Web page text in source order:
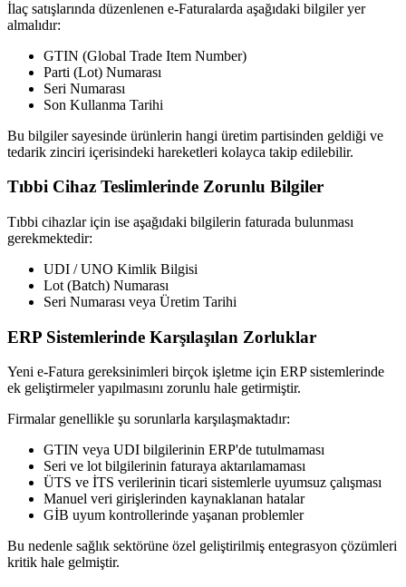
İlaç satışlarında düzenlenen e-Faturalarda aşağıdaki bilgiler yer
almalıdır:
GTIN (Global Trade Item Number)
Parti (Lot) Numarası
Seri Numarası
Son Kullanma Tarihi
Bu bilgiler sayesinde ürünlerin hangi üretim partisinden geldiği ve
tedarik zinciri içerisindeki hareketleri kolayca takip edilebilir.
Tıbbi Cihaz Teslimlerinde Zorunlu Bilgiler
Tıbbi cihazlar için ise aşağıdaki bilgilerin faturada bulunması
gerekmektedir:
UDI / UNO Kimlik Bilgisi
Lot (Batch) Numarası
Seri Numarası veya Üretim Tarihi
ERP Sistemlerinde Karşılaşılan Zorluklar
Yeni e-Fatura gereksinimleri birçok işletme için ERP sistemlerinde
ek geliştirmeler yapılmasını zorunlu hale getirmiştir.
Firmalar genellikle şu sorunlarla karşılaşmaktadır:
GTIN veya UDI bilgilerinin ERP'de tutulmaması
Seri ve lot bilgilerinin faturaya aktarılamaması
ÜTS ve İTS verilerinin ticari sistemlerle uyumsuz çalışması
Manuel veri girişlerinden kaynaklanan hatalar
GİB uyum kontrollerinde yaşanan problemler
Bu nedenle sağlık sektörüne özel geliştirilmiş entegrasyon çözümleri
kritik hale gelmiştir.